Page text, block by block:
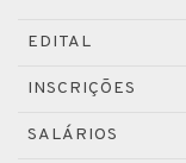
EDITAL
INSCRIÇÕES
SALÁRIOS